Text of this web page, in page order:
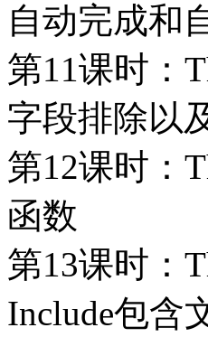
自动完成和
第11课时：
字段排除以
第12课时：
函数
第13课时：
Include包含